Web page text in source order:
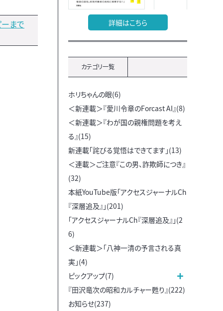
まで 詳細はこちら
カテゴリ一覧
ホリちゃんの眼(6)
＜新連載＞『愛川令章のForcast AI』(8)
＜新連載＞『わが国の親権問題を考え
る』(15)
新連載「詫びる覚悟はできてます」(13)
＜連載＞ご注意『この男、詐欺師につき』
(32)
本紙YouTube版「アクセスジャーナルCh
『深層追及』」(201)
「アクセスジャーナルCh『深層追及』」(2
6)
＜新連載＞「八神一清の予言される真
実」(4)
ピックアップ(7)
『田沢竜次の昭和カルチャー甦り』(222)
お知らせ(237)